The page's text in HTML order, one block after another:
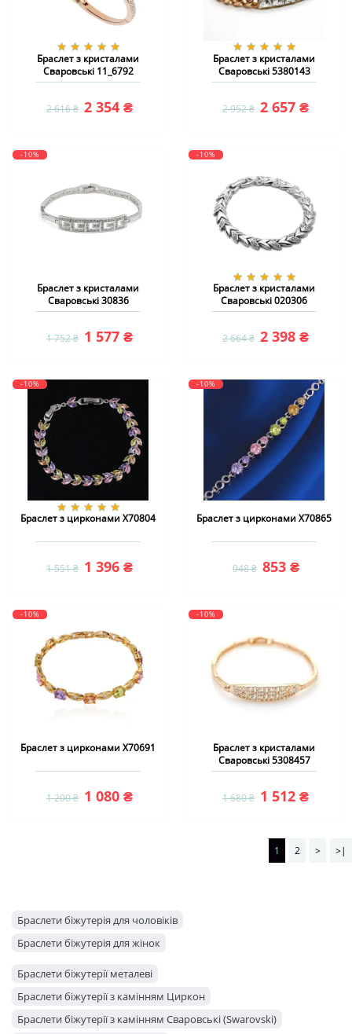
Браслет з кристалами
Сваровські 11_6792
2 616 ₴ 2 354 ₴
Браслет з кристалами
Сваровські 5380143
2 952 ₴ 2 657 ₴
-10%
Браслет з кристалами
Сваровські 30836
1 752 ₴ 1 577 ₴
-10%
Браслет з кристалами
Сваровські 020306
2 664 ₴ 2 398 ₴
-10%
Браслет з цирконами X70804
1 551 ₴ 1 396 ₴
-10%
Браслет з цирконами X70865
948 ₴ 853 ₴
-10%
Браслет з цирконами X70691
1 200 ₴ 1 080 ₴
-10%
Браслет з кристалами
Сваровські 5308457
1 680 ₴ 1 512 ₴
1 2 > >|
Браслети біжутерія для чоловіків
Браслети біжутерія для жінок
Браслети біжутерії металеві
Браслети біжутерії з камінням Циркон
Браслети біжутерії з камінням Сваровські (Swarovski)